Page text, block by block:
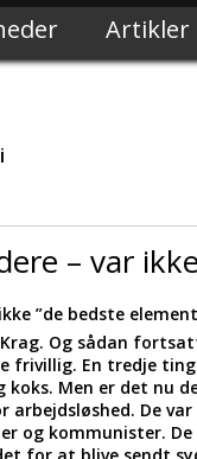
Artikler
– var
”de bedste
Krag. Og sådan
frivillig. En tredje
koks. Men er det nu
arbejdsløshed. De
og kommunister.